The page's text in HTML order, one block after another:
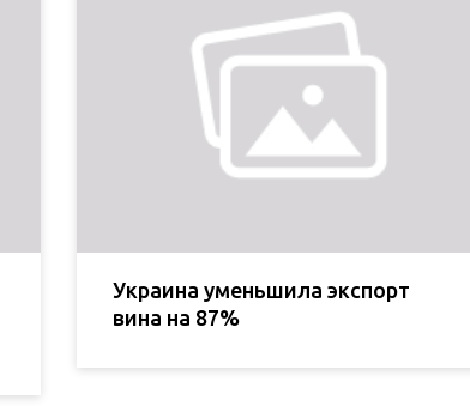
Украина уменьшила экспорт
вина на 87%